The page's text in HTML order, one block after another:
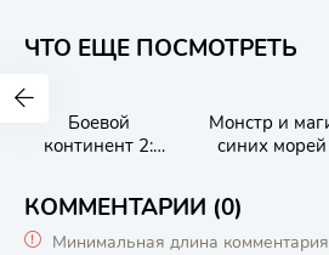
ЧТО ЕЩЕ ПОСМОТРЕТЬ
Боевой
континент 2:
ый клан Тан
Монстр и
синих морей
КОММЕНТАРИИ (0)
Минимальная длина